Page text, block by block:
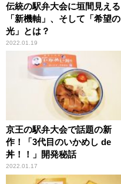
伝統の駅弁大会に垣間見える
「新機軸」、そして「希望の
光」とは？
2022.01.19
京王の駅弁大会で話題の新
作！「3代目のいかめし de
丼！！」開発秘話
2022.01.17